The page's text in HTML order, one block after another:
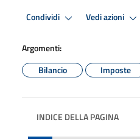
Condividi Vedi azioni
Argomenti:
Bilancio
Imposte
INDICE DELLA PAGINA